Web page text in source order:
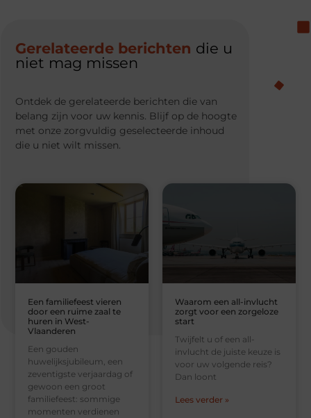
Gerelateerde berichten die u
niet mag missen
Ontdek de gerelateerde berichten die van
belang zijn voor uw kennis. Blijf op de hoogte
met onze zorgvuldig geselecteerde inhoud
die u niet wilt missen.
Een familiefeest vieren
door een ruime zaal te
huren in West-
Vlaanderen
Een gouden
huwelijksjubileum, een
zeventigste verjaardag of
gewoon een groot
familiefeest: sommige
momenten verdienen
Waarom een all-invlucht
zorgt voor een zorgeloze
start
Twijfelt u of een all-
invlucht de juiste keuze is
voor uw volgende reis?
Dan loont
Lees verder »